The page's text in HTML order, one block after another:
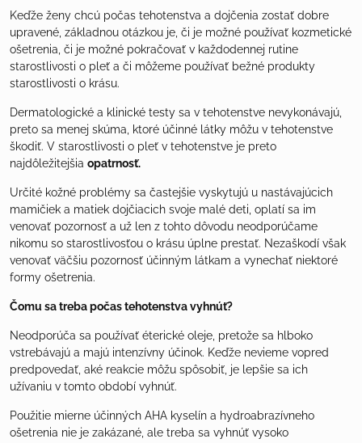
Keďže ženy chcú počas tehotenstva a dojčenia zostať dobre
upravené, základnou otázkou je, či je možné používať kozmetické
ošetrenia, či je možné pokračovať v každodennej rutine
starostlivosti o pleť a či môžeme používať bežné produkty
starostlivosti o krásu.
Dermatologické a klinické testy sa v tehotenstve nevykonávajú,
preto sa menej skúma, ktoré účinné látky môžu v tehotenstve
škodiť. V starostlivosti o pleť v tehotenstve je preto
najdôležitejšia opatrnosť.
Určité kožné problémy sa častejšie vyskytujú u nastávajúcich
mamičiek a matiek dojčiacich svoje malé deti, oplatí sa im
venovať pozornosť a už len z tohto dôvodu neodporúčame
nikomu so starostlivosťou o krásu úplne prestať. Nezaškodí však
venovať väčšiu pozornosť účinným látkam a vynechať niektoré
formy ošetrenia.
Čomu sa treba počas tehotenstva vyhnúť?
Neodporúča sa používať éterické oleje, pretože sa hlboko
vstrebávajú a majú intenzívny účinok. Keďže nevieme vopred
predpovedať, aké reakcie môžu spôsobiť, je lepšie sa ich
užívaniu v tomto období vyhnúť.
Použitie mierne účinných AHA kyselín a hydroabrazívneho
ošetrenia nie je zakázané, ale treba sa vyhnúť vysoko